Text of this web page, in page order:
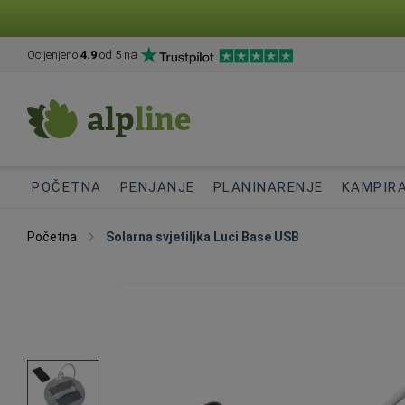
Ocijenjeno 4.9 od 5 na
POČETNA PENJANJE PLANINARENJE
Početna Solarna svjetiljka Luci Base USB
of
the